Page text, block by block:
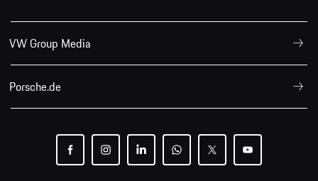
VW Group Media
Porsche.de